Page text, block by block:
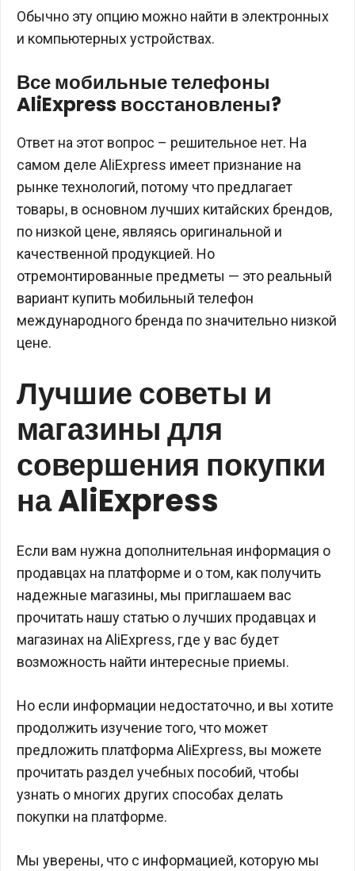
Обычно эту опцию можно найти в электронных
и компьютерных устройствах.
Все мобильные телефоны
AliExpress восстановлены?
Ответ на этот вопрос – решительное нет. На
самом деле AliExpress имеет признание на
рынке технологий, потому что предлагает
товары, в основном лучших китайских брендов,
по низкой цене, являясь оригинальной и
качественной продукцией. Но
отремонтированные предметы — это реальный
вариант купить мобильный телефон
международного бренда по значительно низкой
цене.
Лучшие советы и
магазины для
совершения покупки
на AliExpress
Если вам нужна дополнительная информация о
продавцах на платформе и о том, как получить
надежные магазины, мы приглашаем вас
прочитать нашу статью о лучших продавцах и
магазинах на AliExpress, где у вас будет
возможность найти интересные приемы.
Но если информации недостаточно, и вы хотите
продолжить изучение того, что может
предложить платформа AliExpress, вы можете
прочитать раздел учебных пособий, чтобы
узнать о многих других способах делать
покупки на платформе.
Мы уверены, что с информацией, которую мы